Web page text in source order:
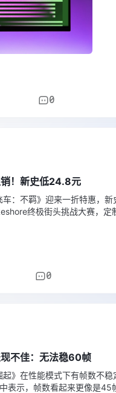
0
销！新史低24.8元
：不羁》迎来一折特惠，
终极街头挑战大赛，定
0
不佳：无法稳60帧
》在性能模式下有帧数不
表示，帧数看起来更像是45